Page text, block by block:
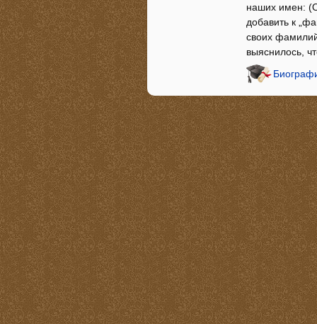
наших имен:
добавить к
своих
выяснилось,